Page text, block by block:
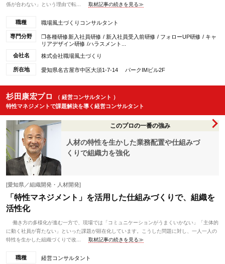
係が合わない」という理由で転...
取材記事の続きを見る≫
職種 職場風土づくりコンサルタント
専門分野
❒各種研修新入社員研修 / 新入社員受入前研修 / フォローUP研修 / キャ
リアデザイン研修 /ハラスメント...
会社名
株式会社職場風土づくり
所在地 愛知県名古屋市中区大須1-7-14 パークIMビル2F
杉田康宏プロ
（ 経営コンサルタント ）
特性マネジメントで課題解決を導く経営コンサルタント
このプロの一番の強み
人材の特性を生かした業務配置や仕組みづ
くりで組織力を強化
[愛知県／組織開発・人材開発]
「特性マネジメント」を活用した仕組みづくりで、組織を
活性化
働き方の多様化が進む一方で、現場では「コミュニケーションがうまくいかない」「主体的
に動く社員が育たない」といった課題が顕在化しています。こうした問題に対し、一人一人の
特性を生かした組織づくりで改...
取材記事の続きを見る≫
職種 経営コンサルタント